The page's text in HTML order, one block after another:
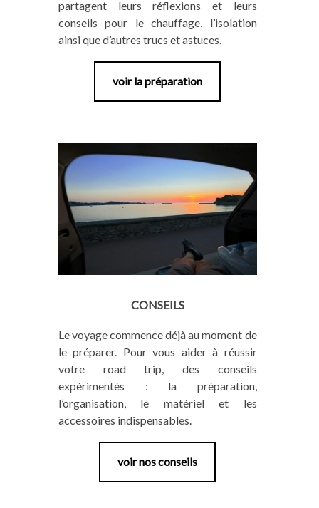
partagent leurs réflexions et leurs
conseils pour le chauffage, l’isolation
ainsi que d’autres trucs et astuces.
voir la préparation
CONSEILS
Le voyage commence déjà au moment de
le préparer. Pour vous aider à réussir
votre road trip, des conseils
expérimentés : la préparation,
l’organisation, le matériel et les
accessoires indispensables.
voir nos conseils